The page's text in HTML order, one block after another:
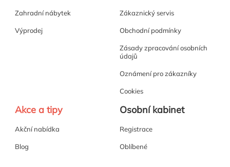
Zahradní nábytek
Výprodej
Zákaznický servis
Obchodní podmínky
Zásady zpracování osobních
údajů
Oznámení pro zákazníky
Cookies
Akce a tipy
Akční nabídka
Blog
Osobní kabinet
Registrace
Oblíbené